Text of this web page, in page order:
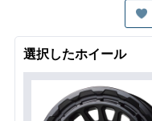
選択したホイール